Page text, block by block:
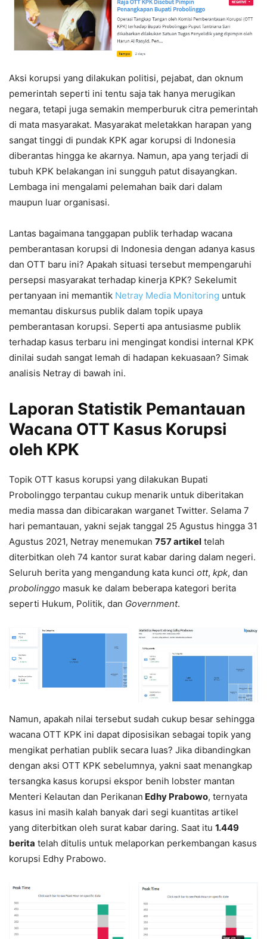
Aksi korupsi yang dilakukan politisi, pejabat, dan oknum
pemerintah seperti ini tentu saja tak hanya merugikan
negara, tetapi juga semakin memperburuk citra pemerintah
di mata masyarakat. Masyarakat meletakkan harapan yang
sangat tinggi di pundak KPK agar korupsi di Indonesia
diberantas hingga ke akarnya. Namun, apa yang terjadi di
tubuh KPK belakangan ini sungguh patut disayangkan.
Lembaga ini mengalami pelemahan baik dari dalam
maupun luar organisasi.
Lantas bagaimana tanggapan publik terhadap wacana
pemberantasan korupsi di Indonesia dengan adanya kasus
dan OTT baru ini? Apakah situasi tersebut mempengaruhi
persepsi masyarakat terhadap kinerja KPK? Sekelumit
pertanyaan ini memantik Netray Media Monitoring untuk
memantau diskursus publik dalam topik upaya
pemberantasan korupsi. Seperti apa antusiasme publik
terhadap kasus terbaru ini mengingat kondisi internal KPK
dinilai sudah sangat lemah di hadapan kekuasaan? Simak
analisis Netray di bawah ini.
Laporan Statistik Pemantauan
Wacana OTT Kasus Korupsi
oleh KPK
Topik OTT kasus korupsi yang dilakukan Bupati
Probolinggo terpantau cukup menarik untuk diberitakan
media massa dan dibicarakan warganet Twitter. Selama 7
hari pemantauan, yakni sejak tanggal 25 Agustus hingga 31
Agustus 2021, Netray menemukan 757 artikel telah
diterbitkan oleh 74 kantor surat kabar daring dalam negeri.
Seluruh berita yang mengandung kata kunci ott, kpk, dan
probolinggo masuk ke dalam beberapa kategori berita
seperti Hukum, Politik, dan Government.
Namun, apakah nilai tersebut sudah cukup besar sehingga
wacana OTT KPK ini dapat diposisikan sebagai topik yang
mengikat perhatian publik secara luas? Jika dibandingkan
dengan aksi OTT KPK sebelumnya, yakni saat menangkap
tersangka kasus korupsi ekspor benih lobster mantan
Menteri Kelautan dan Perikanan Edhy Prabowo, ternyata
kasus ini masih kalah banyak dari segi kuantitas artikel
yang diterbitkan oleh surat kabar daring. Saat itu 1.449
berita telah ditulis untuk melaporkan perkembangan kasus
korupsi Edhy Prabowo.